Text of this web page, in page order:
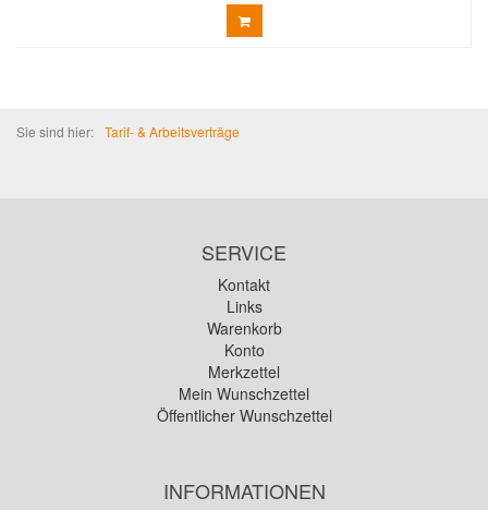
Sie sind hier: Tarif- & Arbeitsverträge
SERVICE
Kontakt
Links
Warenkorb
Konto
Merkzettel
Mein Wunschzettel
Öffentlicher Wunschzettel
INFORMATIONEN